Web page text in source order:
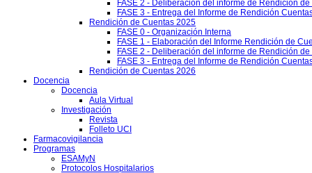
FASE 2 - Deliberación del informe de Rendición
FASE 3 - Entrega del Informe de Rendición
Rendición de Cuentas 2025
FASE 0 - Organización Interna
FASE 1 - Elaboración del Informe Rendición de
FASE 2 - Deliberación del informe de Rendición
FASE 3 - Entrega del Informe de Rendición
Rendición de Cuentas 2026
Docencia
Docencia
Aula Virtual
Investigación
Revista
Folleto UCI
Farmacovigilancia
Programas
ESAMyN
Protocolos Hospitalarios